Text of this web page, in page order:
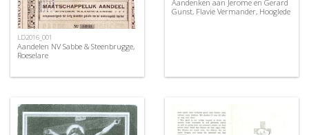
LD2016_001
Aandelen NV Sabbe & Steenbrugge,
Roeselare
Aandenken aan Jerome en Gerard
Gunst, Flavie Vermander, Hooglede